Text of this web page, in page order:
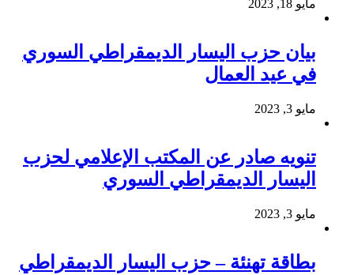
مايو 18, 2023
بيان حزب اليسار الديمقراطي السوري
في عيد العمال
مايو 3, 2023
تنويه صادر عن المكتب الإعلامي لحزب
اليسار الديمقراطي السوري
مايو 3, 2023
بطاقة تهنئة – حزب اليسار الديمقراطي